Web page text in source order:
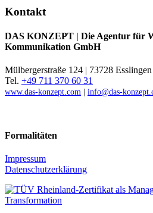
Kontakt
DAS KONZEPT | Die Agentur für
Kommunikation GmbH
Mülbergerstraße 124 | 73728
Tel. +49 711 370 60 31
www.das-konzept.com info@das-
Formalitäten
Impressum
Datenschutzerklärung